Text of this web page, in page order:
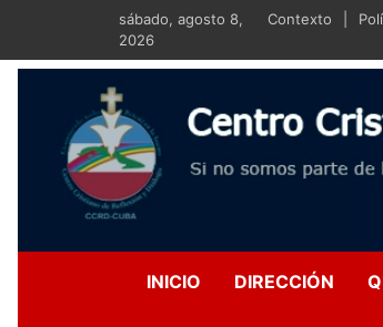
contenido
sábado, agosto 8,
2026
Contexto
Centro
Si no
INICIO DIRECCIÓN